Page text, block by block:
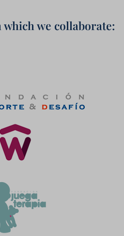
we collaborate: